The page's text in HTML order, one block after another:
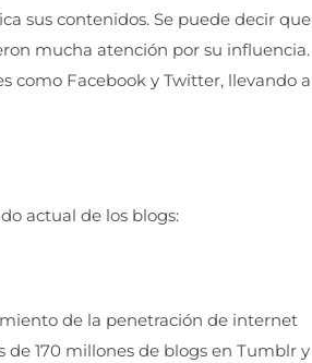
sus contenidos. Se puede decir que
mucha atención por su influencia.
como Facebook y Twitter, llevando a
actual de los blogs:
de la penetración de internet
170 millones de blogs en Tumblr y